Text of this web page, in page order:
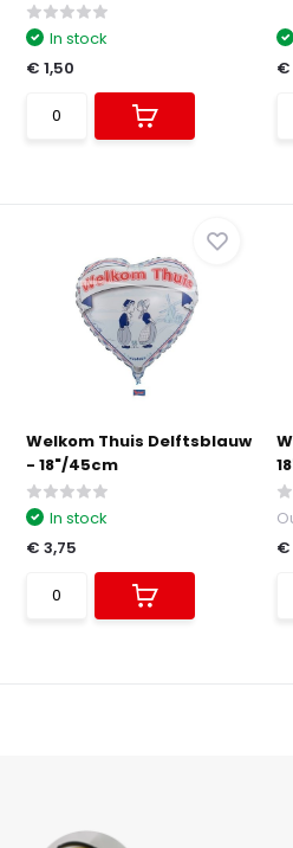
In stock
€ 1,50
€
Welkom Thuis Delftsblauw
- 18"/45cm
In stock
€ 3,75
€